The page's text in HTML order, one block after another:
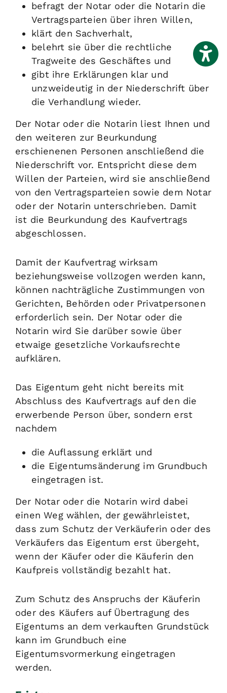
befragt der Notar oder die Notarin die
Vertragsparteien über ihren Willen,
klärt den Sachverhalt,
belehrt sie über die rechtliche
Tragweite des Geschäftes und
gibt ihre Erklärungen klar und
unzweideutig in der Niederschrift über
die Verhandlung wieder.
Der Notar oder die Notarin liest Ihnen und
den weiteren zur Beurkundung
erschienenen Personen anschließend die
Niederschrift vor. Entspricht diese dem
Willen der Parteien, wird sie anschließend
von den Vertragsparteien sowie dem Notar
oder der Notarin unterschrieben. Damit
ist die Beurkundung des Kaufvertrags
abgeschlossen.
Damit der Kaufvertrag wirksam
beziehungsweise vollzogen werden kann,
können nachträgliche Zustimmungen von
Gerichten, Behörden oder Privatpersonen
erforderlich sein. Der Notar oder die
Notarin wird Sie darüber sowie über
etwaige gesetzliche Vorkaufsrechte
aufklären.
Das Eigentum geht nicht bereits mit
Abschluss des Kaufvertrags auf den die
erwerbende Person über, sondern erst
nachdem
die Auflassung erklärt und
die Eigentumsänderung im Grundbuch
eingetragen ist.
Der Notar oder die Notarin wird dabei
einen Weg wählen, der gewährleistet,
dass zum Schutz der Verkäuferin oder des
Verkäufers das Eigentum erst übergeht,
wenn der Käufer oder die Käuferin den
Kaufpreis vollständig bezahlt hat.
Zum Schutz des Anspruchs der Käuferin
oder des Käufers auf Übertragung des
Eigentums an dem verkauften Grundstück
kann im Grundbuch eine
Eigentumsvormerkung eingetragen
werden.